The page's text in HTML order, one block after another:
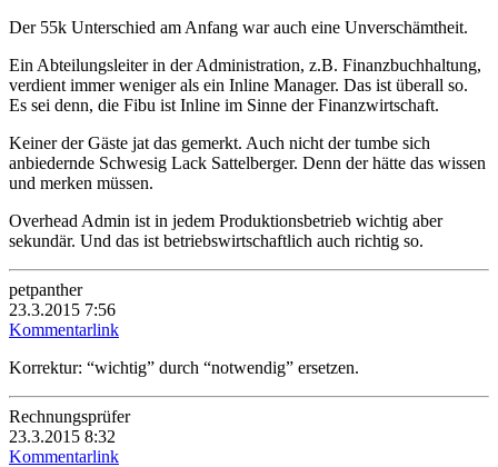
Der 55k Unterschied am Anfang war auch eine Unverschämtheit.
Ein Abteilungsleiter in der Administration, z.B. Finanzbuchhaltung,
verdient immer weniger als ein Inline Manager. Das ist überall so.
Es sei denn, die Fibu ist Inline im Sinne der Finanzwirtschaft.
Keiner der Gäste jat das gemerkt. Auch nicht der tumbe sich
anbiedernde Schwesig Lack Sattelberger. Denn der hätte das wissen
und merken müssen.
Overhead Admin ist in jedem Produktionsbetrieb wichtig aber
sekundär. Und das ist betriebswirtschaftlich auch richtig so.
petpanther
23.3.2015 7:56
Kommentarlink
Korrektur: “wichtig” durch “notwendig” ersetzen.
Rechnungsprüfer
23.3.2015 8:32
Kommentarlink